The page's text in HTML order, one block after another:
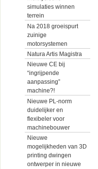
simulaties winnen
terrein
Na 2018 groeispurt
zuinige
motorsystemen
Natura Artis Magistra
Nieuwe CE bij
“ingrijpende
aanpassing”
machine?!
Nieuwe PL-norm
duidelijker en
flexibeler voor
machinebouwer
Nieuwe
mogelijkheden van 3D
printing dwingen
ontwerper in nieuwe